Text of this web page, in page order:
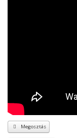
Megosztás